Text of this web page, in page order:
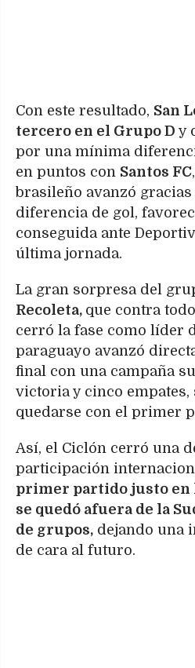
Con este resultado, San
tercero en el Grupo D y
por una mínima
en puntos con Santos FC
brasileño avanzó
diferencia de gol,
conseguida ante
última jornada.
La gran sorpresa del
Recoleta, que contra
cerró la fase como líder
paraguayo avanzó
final con una campaña
victoria y cinco empates,
quedarse con el primer
Así, el Ciclón cerró una
participación
primer partido justo en
se quedó afuera de la
de grupos, dejando una
de cara al futuro.